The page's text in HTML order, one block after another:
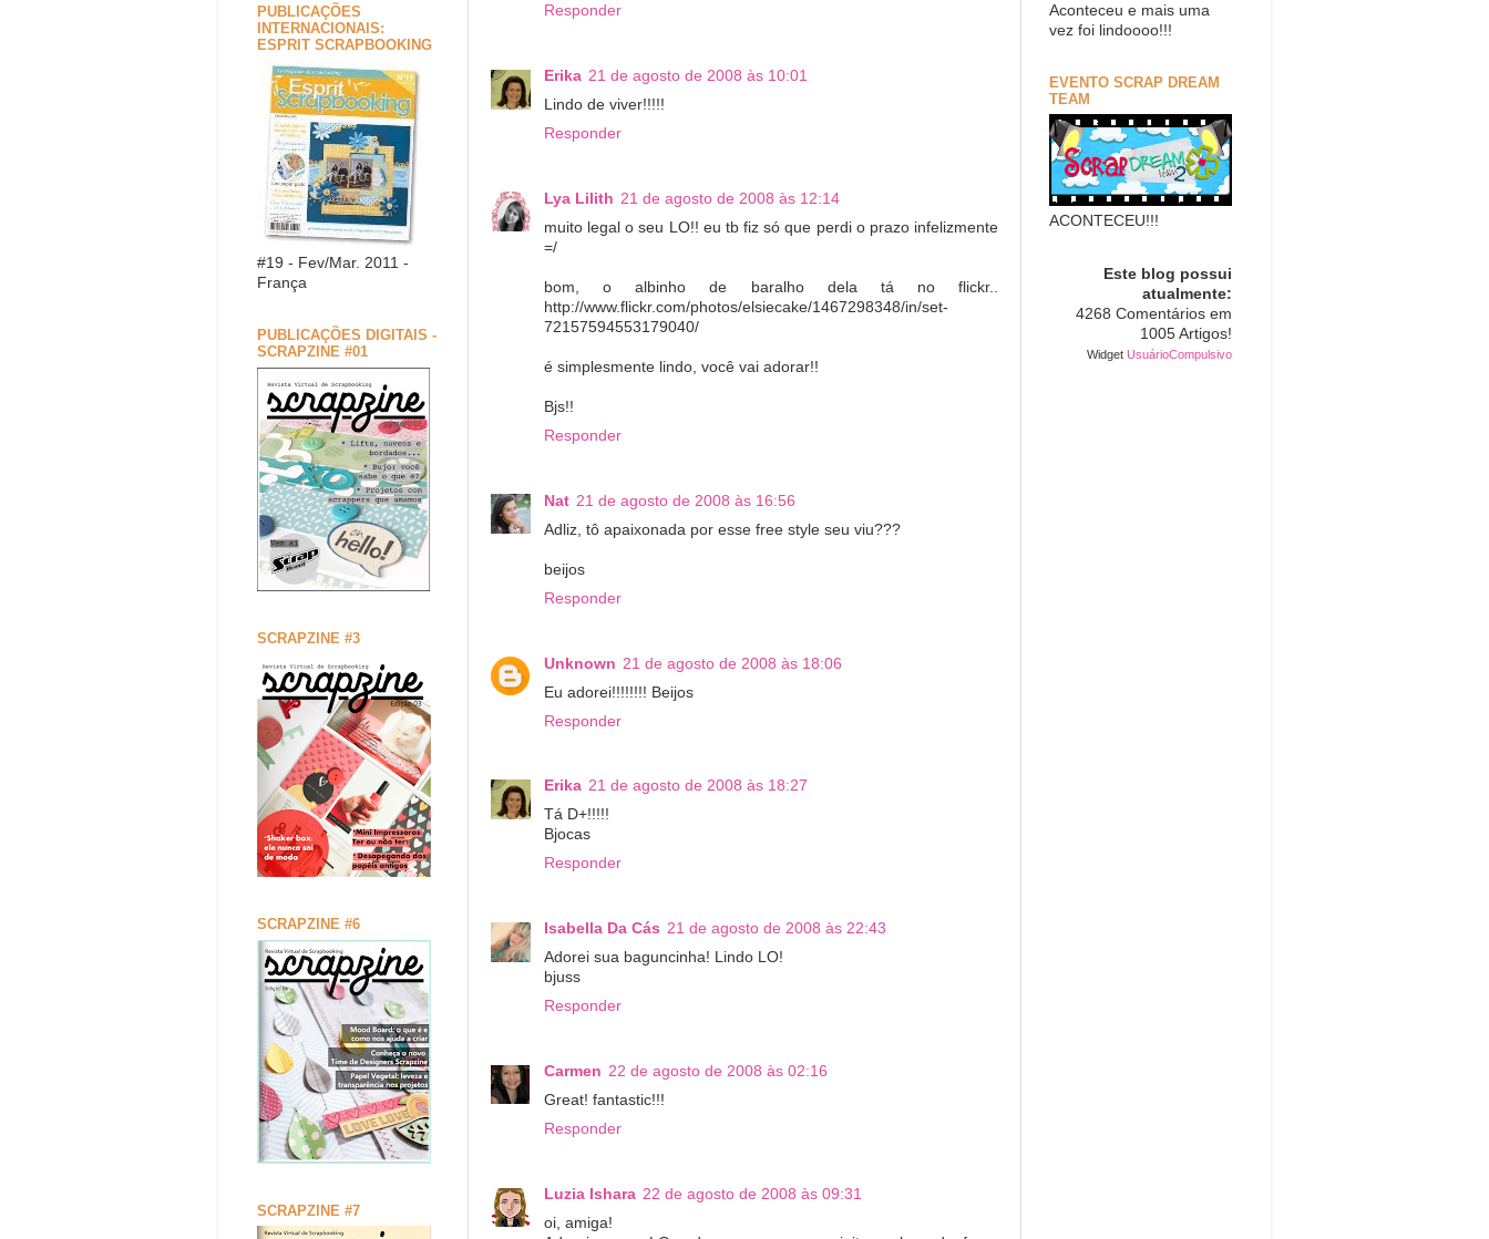
Responder
Erika 21 de agosto de 2008 às 10:01
Lindo de viver!!!!!
Responder
Lya Lilith 21 de agosto de 2008 às 12:14
muito legal o seu LO!! eu tb fiz só que perdi o prazo infelizmente
=/
bom, o albinho de baralho dela tá no flickr..
http://www.flickr.com/photos/elsiecake/1467298348/in/set-
72157594553179040/
é simplesmente lindo, você vai adorar!!
Bjs!!
Responder
Nat 21 de agosto de 2008 às 16:56
Adliz, tô apaixonada por esse free style seu viu???
beijos
Responder
Unknown 21 de agosto de 2008 às 18:06
Eu adorei!!!!!!!! Beijos
Responder
Erika 21 de agosto de 2008 às 18:27
Tá D+!!!!!
Bjocas
Responder
Isabella Da Cás 21 de agosto de 2008 às 22:43
Adorei sua baguncinha! Lindo LO!
bjuss
Responder
Carmen 22 de agosto de 2008 às 02:16
Great! fantastic!!!
Responder
Luzia Ishara 22 de agosto de 2008 às 09:31
oi, amiga!
PUBLICAÇÕES
INTERNACIONAIS:
ESPRIT SCRAPBOOKING
#19 - Fev/Mar. 2011 -
França
PUBLICAÇÕES DIGITAIS -
SCRAPZINE #01
SCRAPZINE #3
SCRAPZINE #6
SCRAPZINE #7
Aconteceu e mais uma
vez foi lindoooo!!!
EVENTO SCRAP DREAM
TEAM
ACONTECEU!!!
Este blog possui
atualmente:
4268 Comentários em
1005 Artigos!
Widget UsuárioCompulsivo